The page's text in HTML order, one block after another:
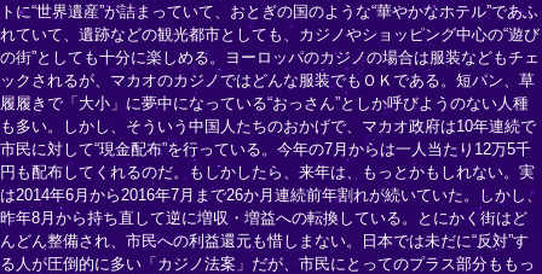
トに“世界遺産”が詰まっていて、おとぎの国のような“華やかなホテル”であふ
れていて、遺跡などの観光都市としても、カジノやショッピング中心の“遊び
の街”としても十分に楽しめる。ヨーロッパのカジノの場合は服装などもチェ
ックされるが、マカオのカジノではどんな服装でもＯＫである。短パン、草
履履きで「大小」に夢中になっている“おっさん”としか呼びようのない人種
も多い。しかし、そういう中国人たちのおかげで、マカオ政府は10年連続で
市民に対して“現金配布”を行っている。今年の7月からは一人当たり12万5千
円も配布してくれるのだ。もしかしたら、来年は、もっとかもしれない。実
は2014年6月から2016年7月まで26か月連続前年割れが続いていた。しかし、
昨年8月から持ち直して逆に増収・増益への転換している。とにかく街はど
んどん整備され、市民への利益還元も惜しまない。日本では未だに“反対”す
る人が圧倒的に多い「カジノ法案」だが、市民にとってのプラス部分ももっ